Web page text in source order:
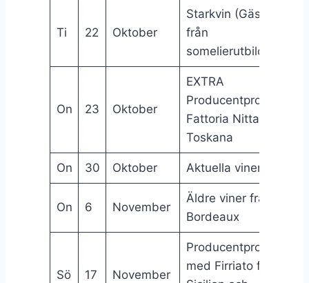
Ti 22 Oktober
Starkvin (Gästspel
från
somelierutbildningen)
On 23 Oktober
EXTRA
Producentprovning:
Fattoria Nittardi,
Toskana
On 30 Oktober Aktuella viner
On 6 November
Äldre viner från
Bordeaux
Sö 17 November
Producentprovning
med Firriato från